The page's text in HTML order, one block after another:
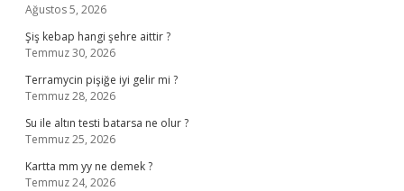
Ağustos 5, 2026
Şiş kebap hangi şehre aittir ?
Temmuz 30, 2026
Terramycin pişiğe iyi gelir mi ?
Temmuz 28, 2026
Su ile altın testi batarsa ne olur ?
Temmuz 25, 2026
Kartta mm yy ne demek ?
Temmuz 24, 2026